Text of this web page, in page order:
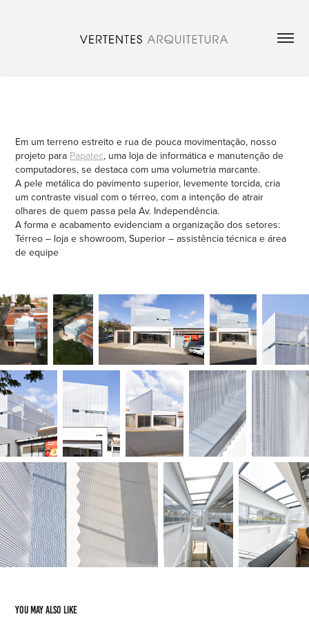
Em um terreno estreito e rua de pouca movimentação, nosso
projeto para Papatec, uma loja de informática e manutenção de
computadores, se destaca com uma volumetria marcante.
A pele metálica do pavimento superior, levemente torcida, cria
um contraste visual com o térreo, com a intenção de atrair
olhares de quem passa pela Av. Independência.
A forma e acabamento evidenciam a organização dos setores:
Térreo – loja e showroom, Superior – assistência técnica e área
de equipe
You may also like